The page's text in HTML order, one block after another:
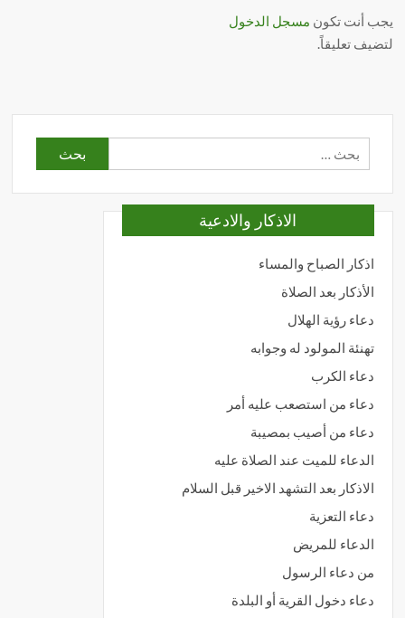
يجب أنت تكون مسجل الدخول
لتضيف تعليقاً.
عن:
الاذكار والادعية
اذكار الصباح والمساء
الأذكار بعد الصلاة
دعاء رؤية الهلال
تهنئة المولود له وجوابه
دعاء الكرب
دعاء من استصعب عليه أمر
دعاء من أصيب بمصيبة
الدعاء للميت عند الصلاة عليه
الاذكار بعد التشهد الاخير قبل السلام
دعاء التعزية
الدعاء للمريض
من دعاء الرسول
دعاء دخول القرية أو البلدة